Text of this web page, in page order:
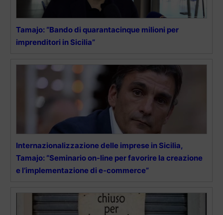
Tamajo: “Bando di quarantacinque milioni per
imprenditori in Sicilia”
Internazionalizzazione delle imprese in Sicilia,
Tamajo: “Seminario on-line per favorire la creazione
e l’implementazione di e-commerce”